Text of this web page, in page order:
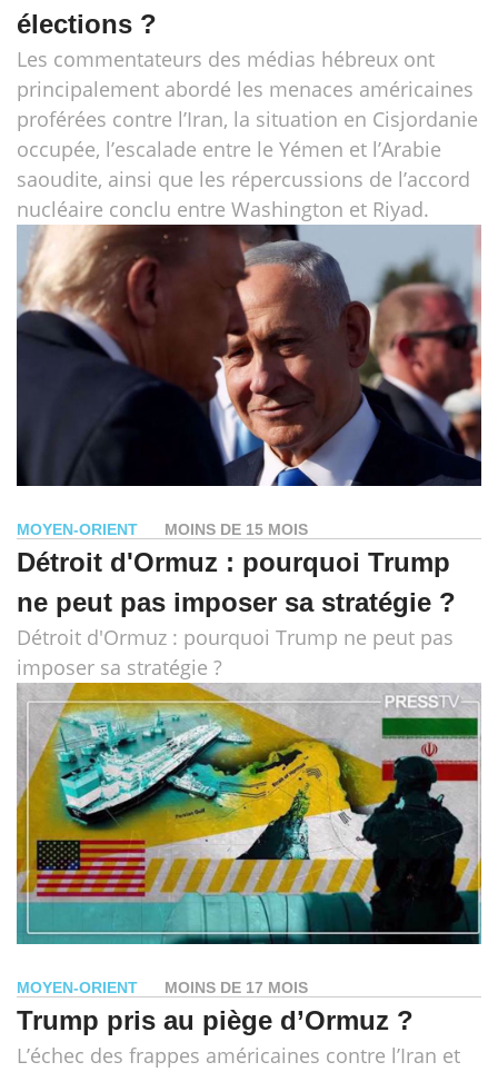
élections ?
Les commentateurs des médias hébreux ont
principalement abordé les menaces américaines
proférées contre l’Iran, la situation en Cisjordanie
occupée, l’escalade entre le Yémen et l’Arabie
saoudite, ainsi que les répercussions de l’accord
nucléaire conclu entre Washington et Riyad.
MOYEN-ORIENT MOINS DE 15 MOIS
Détroit d'Ormuz : pourquoi Trump
ne peut pas imposer sa stratégie ?
Détroit d'Ormuz : pourquoi Trump ne peut pas
imposer sa stratégie ?
MOYEN-ORIENT MOINS DE 17 MOIS
Trump pris au piège d’Ormuz ?
L’échec des frappes américaines contre l’Iran et